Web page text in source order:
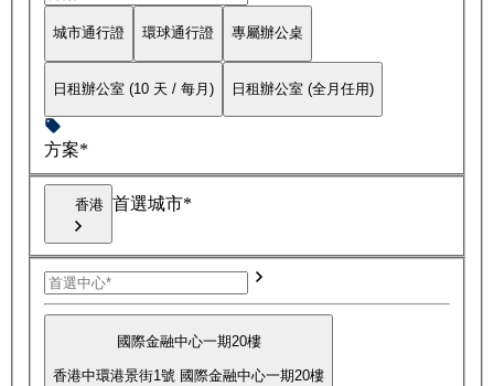
城市通行證 環球通行證 專屬辦公桌
日租辦公室 (10 天 / 每月) 日租辦公室 (全月任用)
方案*
香港 首選城市*
國際金融中心一期20樓
香港中環港景街1號 國際金融中心一期20樓